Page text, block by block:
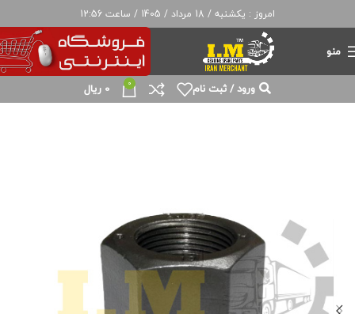
امروز : یکشنبه / 18 مرداد / 1405 / ساعت 12:56
منو
ورود / ثبت نام 0
0 ریال